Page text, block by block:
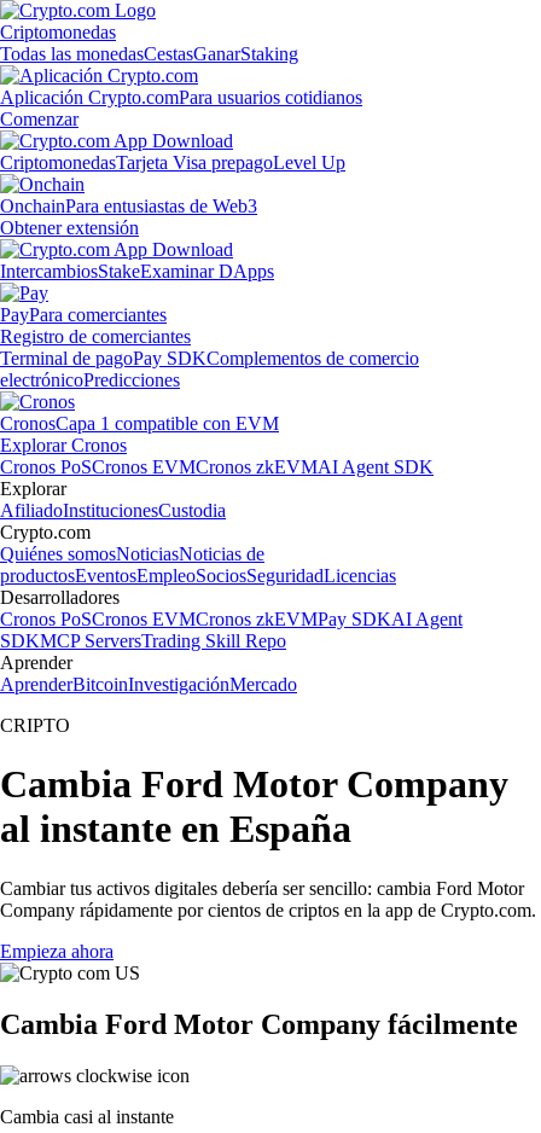
Criptomonedas
Todas las monedasCestasGanarStaking
Aplicación Crypto.comPara usuarios cotidianos
Comenzar
CriptomonedasTarjeta Visa prepagoLevel Up
OnchainPara entusiastas de Web3
Obtener extensión
IntercambiosStakeExaminar DApps
PayPara comerciantes
Registro de comerciantes
Terminal de pagoPay SDKComplementos de comercio
electrónicoPredicciones
CronosCapa 1 compatible con EVM
Explorar Cronos
Cronos PoSCronos EVMCronos zkEVMAI Agent SDK
Explorar
AfiliadoInstitucionesCustodia
Crypto.com
Quiénes somosNoticiasNoticias de
productosEventosEmpleoSociosSeguridadLicencias
Desarrolladores
Cronos PoSCronos EVMCronos zkEVMPay SDKAI Agent
SDKMCP ServersTrading Skill Repo
Aprender
AprenderBitcoinInvestigaciónMercado
CRIPTO
Cambia Ford Motor Company
al instante en España
Cambiar tus activos digitales debería ser sencillo: cambia Ford Motor
Company rápidamente por cientos de criptos en la app de Crypto.com.
Empieza ahora
Cambia Ford Motor Company fácilmente
Cambia casi al instante